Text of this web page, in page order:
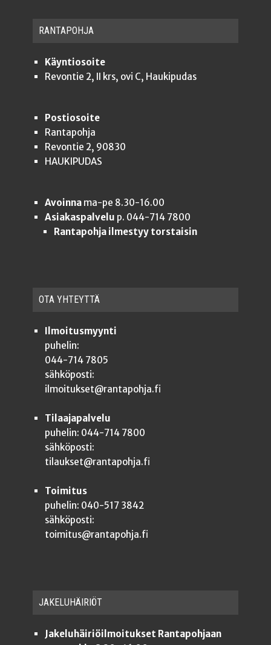
RAN­TA­POH­JA
Käyntiosoite
Revontie 2, II krs, ovi C, Haukipudas
Postiosoite
Rantapohja
Revontie 2, 90830
HAUKIPUDAS
Avoinnama-pe 8.30-16.00
Asiakaspalvelu p. 044-714 7800
Rantapohja ilmestyy torstaisin
OTA YHTEYT­TÄ
Ilmoitusmyynti
puhelin:
044-714 7805
sähköposti:
ilmoitukset@rantapohja.fi
Tilaajapalvelu
puhelin: 044-714 7800
sähköposti:
tilaukset@rantapohja.fi
Toimitus
puhelin: 040-517 3842
sähköposti:
toimitus@rantapohja.fi
JAKE­LU­HÄI­RIÖT
Jakeluhäiriöilmoitukset Rantapohjaan